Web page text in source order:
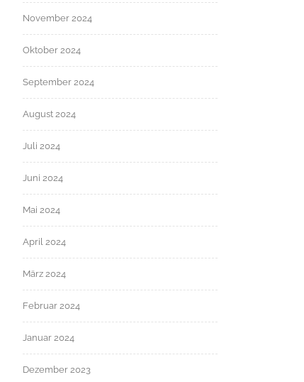
November 2024
Oktober 2024
September 2024
August 2024
Juli 2024
Juni 2024
Mai 2024
April 2024
März 2024
Februar 2024
Januar 2024
Dezember 2023